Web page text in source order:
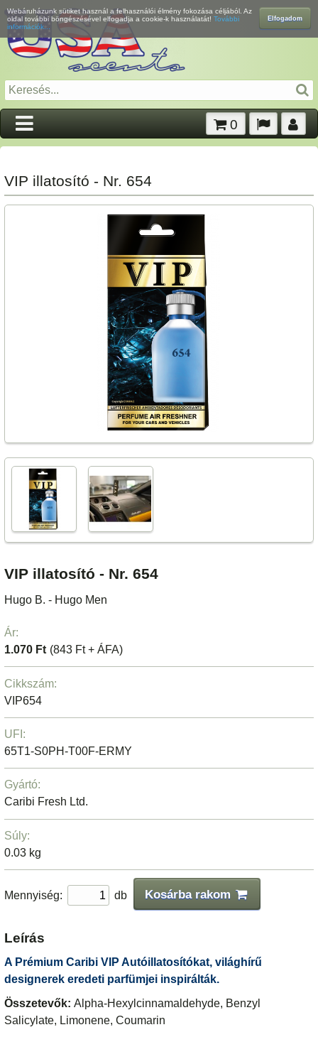
Elfogadom
Webáruházunk sütiket használ a felhasználói élmény fokozása céljából. Az
oldal további böngészésével elfogadja a cookie-k használatát! További
információk...
0
VIP illatosító - Nr. 654
VIP illatosító - Nr. 654
Hugo B. - Hugo Men
Ár:
1.070 Ft (843 Ft + ÁFA)
Cikkszám:
VIP654
UFI:
65T1-S0PH-T00F-ERMY
Gyártó:
Caribi Fresh Ltd.
Súly:
0.03 kg
Mennyiség: db Kosárba rakom
Leírás
A Prémium Caribi VIP Autóillatosítókat, világhírű
designerek eredeti parfümjei inspirálták.
Összetevők:Alpha-Hexylcinnamaldehyde, Benzyl
Salicylate, Limonene, Coumarin